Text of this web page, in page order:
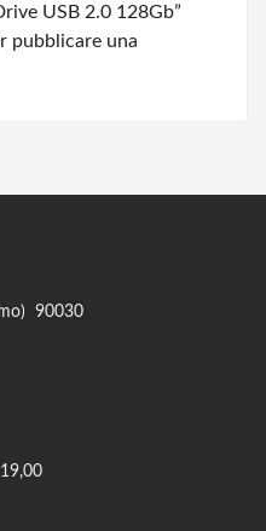
USB 2.0 128Gb”
pubblicare una
90030